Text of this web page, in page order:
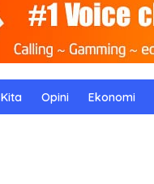
Kita Opini Ekonomi